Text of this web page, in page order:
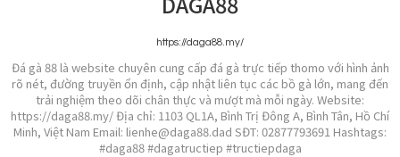
https://daga88.my/
Đá gà 88 là website chuyên cung cấp đá gà trực tiếp thomo với hình ảnh
rõ nét, đường truyền ổn định, cập nhật liên tục các bồ gà lớn, mang đến
trải nghiệm theo dõi chân thực và mượt mà mỗi ngày. Website:
https://daga88.my/ Địa chỉ: 1103 QL1A, Bình Trị Đông A, Bình Tân, Hồ Chí
Minh, Việt Nam Email: lienhe@daga88.dad SĐT: 02877793691 Hashtags:
#daga88 #dagatructiep #tructiepdaga